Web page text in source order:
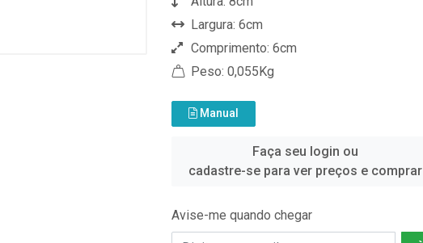
Largura: 6cm
Comprimento: 6cm
Peso: 0,055Kg
Manual
Faça seu login ou
cadastre-se para ver preços e comprar
Avise-me quando chegar